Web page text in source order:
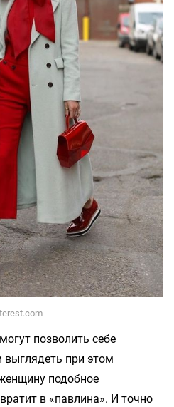
позволить себе
при этом
подобное
в «павлина». И точно